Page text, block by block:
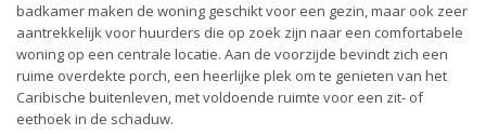
badkamer maken de woning geschikt voor een gezin, maar ook zeer
aantrekkelijk voor huurders die op zoek zijn naar een comfortabele
woning op een centrale locatie. Aan de voorzijde bevindt zich een
ruime overdekte porch, een heerlijke plek om te genieten van het
Caribische buitenleven, met voldoende ruimte voor een zit- of
eethoek in de schaduw.